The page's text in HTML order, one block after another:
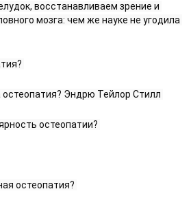
восстанавливаем зрение и
мозга: чем же науке не угодила
остеопатия? Эндрю Тейлор Стилл
остеопатии?
остеопатия?